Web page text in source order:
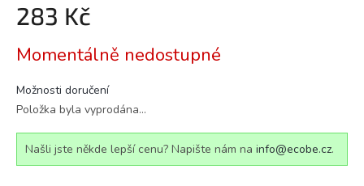
283 Kč
cena:
Momentálně nedostupné
Možnosti doručení
Položka byla vyprodána…
Našli jste někde lepší cenu? Napište nám na info@ecobe.cz.